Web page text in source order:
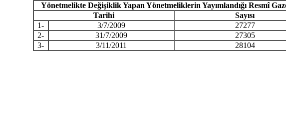
Yönetmelikte Değişiklik Yapan Yönetmeliklerin Yayımlandığı Resmî
Tarihi
Sayısı
1-
3/7/2009
27277
2-
31/7/2009
27305
3-
3/11/2011 28104